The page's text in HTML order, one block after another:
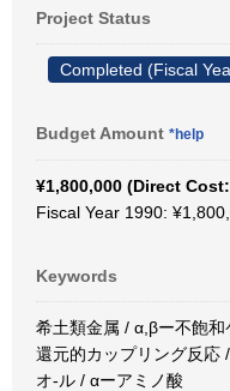
Project Status
Completed (Fiscal
Budget Amount *help
¥1,800,000 (Direct
Fiscal Year 1990:
Keywords
希土類金属 / α,βー不飽
還元的カップリング反応
オ-ル / αーアミノ酸